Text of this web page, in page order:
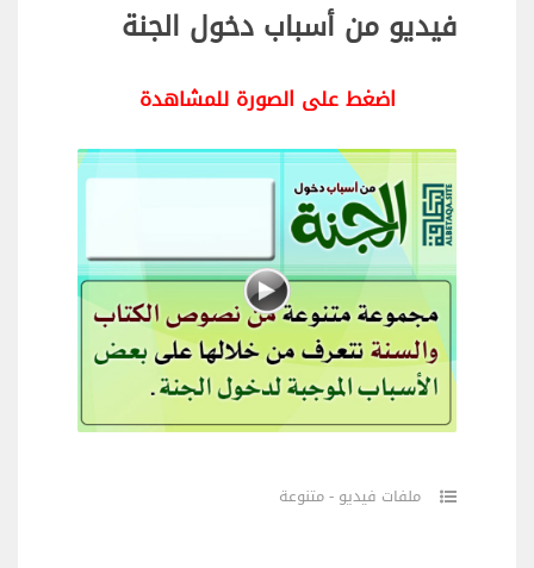
فيديو من أسباب دخول الجنة
اضغط على الصورة للمشاهدة
ملفات فيديو - متنوعة